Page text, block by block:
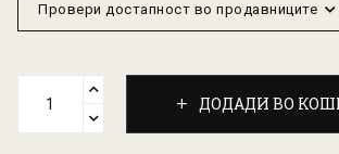
Провери достапност во продавниците
ДОДАДИ ВО